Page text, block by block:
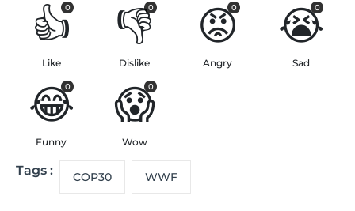
👍
0
Like
👎
0
Dislike
😡
0
Angry
😭
0
Sad
😂
0
Funny
😱
0
Wow
Tags : COP30 WWF